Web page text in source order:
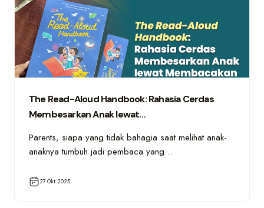
The Read-Aloud Handbook: Rahasia Cerdas
Membesarkan Anak lewat…
Parents, siapa yang tidak bahagia saat melihat anak-
anaknya tumbuh jadi pembaca yang…
27 Okt 2025